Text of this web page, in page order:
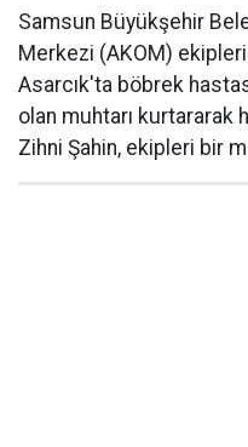
Samsun Büyükşehir
Merkezi (AKOM) ekipleri
Asarcık'ta böbrek
olan muhtarı kurtararak
Zihni Şahin, ekipleri bir